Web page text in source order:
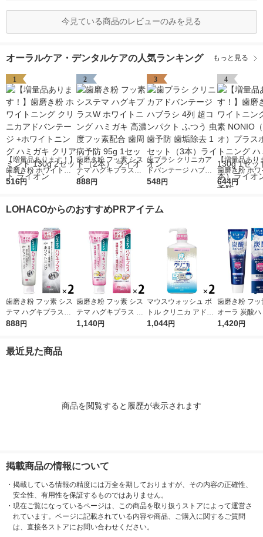
今見ている商品のレビューのみを見る
オーラルケア・デンタルケアの人気ランキング もっと見る
1
【増量品あります！】
歯磨き粉 ホワイトニ
ング クリニカアドバ
ミント 130g 2セット
516円
2
歯磨き粉 フッ素 シス
テマ ハグキプラスW
ホワイトニング ハミ
セット（2本） ライオ
888円
3
歯ブラシ クリニカア
ドバンテージ ハブラ
シ 4列 超コンパクト
ライオン
548円
4
【増量品あり
歯磨き粉 ホワ
ング フッ素
644円
LOHACOからのおすすめPRアイテム
歯磨き粉 フッ素 シス
テマ ハグキプラスW
ホワイトニング ハミ
セット（2本） ライオ
888円
歯磨き粉 フッ素 シス
テマ ハグキプラス ハ
ミガキ 組織修復成分
1,140円
マウスウォッシュ ボ
トル クリニカ アドバ
ンテージ デンタルリ
1,044円
歯磨き粉 フッ
オーラ 炭酸
95g クリスタ
1,420円
最近見た商品
商品を閲覧すると履歴が表示されます
掲載商品の情報について
・ 掲載している情報の精度には万全を期しておりますが、その内容の正確性、
安全性、有用性を保証するものではありません。
・ 現在ご覧になっているページは、この商品を取り扱うストアによって運営さ
れています。ページに記載されている内容や商品、ご購入に関するご質問
は、直接各ストアにお問い合わせください。